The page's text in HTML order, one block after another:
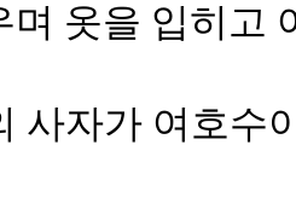
며 옷을 입히고
사자가 여호수